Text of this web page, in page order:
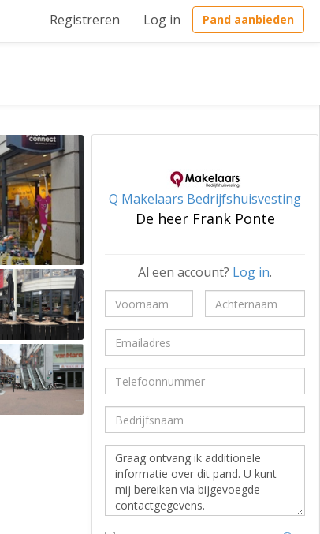
Registreren Log in Pand aanbieden
Q Makelaars Bedrijfshuisvesting
De heer Frank Ponte
Al een account? Log in.